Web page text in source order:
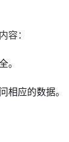
容：
。
相应的数据。